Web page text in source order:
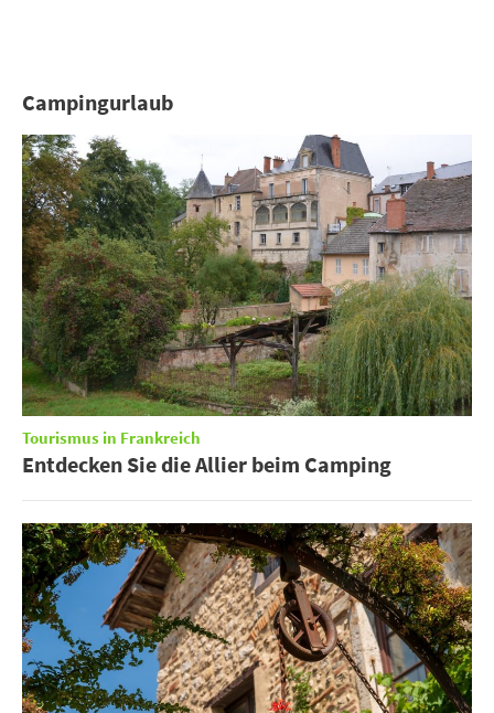
Campingurlaub
Tourismus in Frankreich
Entdecken Sie die Allier beim Camping